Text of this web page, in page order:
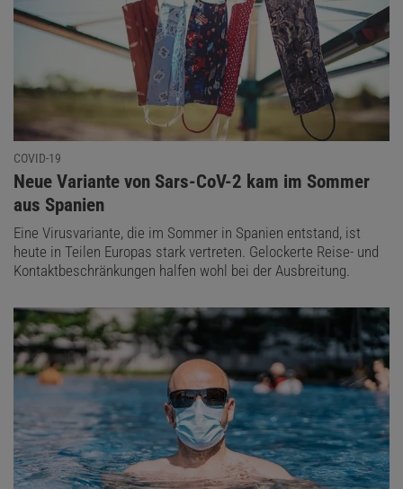
COVID-19
:
Neue Variante von Sars-CoV-2 kam im Sommer
aus Spanien
Eine Virusvariante, die im Sommer in Spanien entstand, ist
heute in Teilen Europas stark vertreten. Gelockerte Reise- und
Kontaktbeschränkungen halfen wohl bei der Ausbreitung.